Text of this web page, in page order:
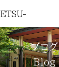
ブログ
Blog